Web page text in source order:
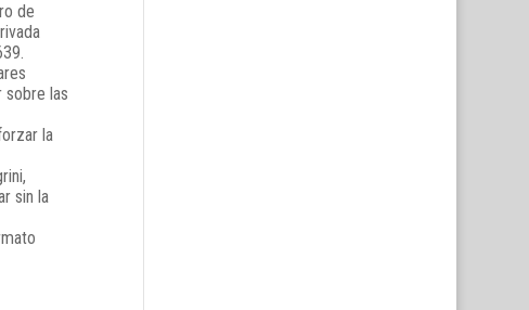
de
sobre las
la
sin la